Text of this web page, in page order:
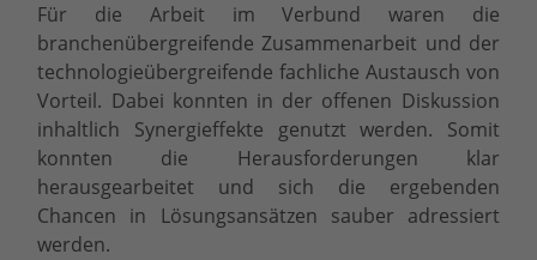
Für die Arbeit im Verbund waren die
branchenübergreifende Zusammenarbeit und der
technologieübergreifende fachliche Austausch von
Vorteil. Dabei konnten in der offenen Diskussion
inhaltlich Synergieffekte genutzt werden. Somit
konnten die Herausforderungen klar
herausgearbeitet und sich die ergebenden
Chancen in Lösungsansätzen sauber adressiert
werden.